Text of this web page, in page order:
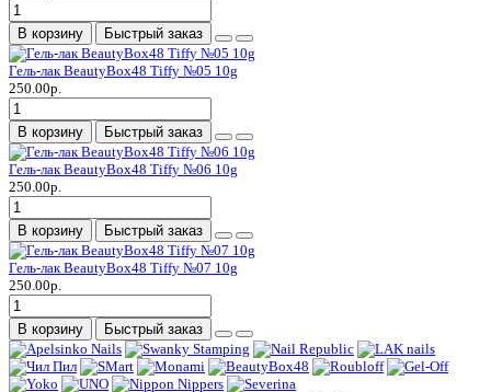
В корзину Быстрый заказ
Гель-лак BeautyBox48 Tiffy №05 10g
250.00р.
В корзину Быстрый заказ
Гель-лак BeautyBox48 Tiffy №06 10g
250.00р.
В корзину Быстрый заказ
Гель-лак BeautyBox48 Tiffy №07 10g
250.00р.
В корзину Быстрый заказ